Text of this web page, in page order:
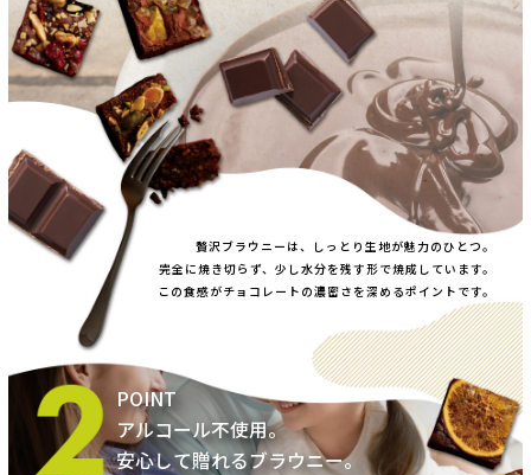
贅沢ブラウニーは、しっとり生地が魅力のひとつ。
完全に焼き切らず、少し水分を残す形で焼成しています。
この食感がチョコレートの濃密さを深めるポイントです。
アルコール不使用。
安心して贈れるブラウニー。